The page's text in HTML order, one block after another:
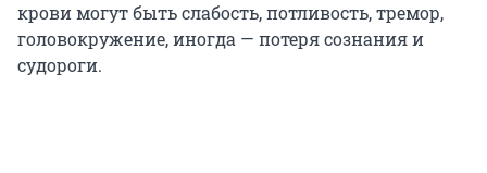
крови могут быть слабость, потливость, тремор,
головокружение, иногда — потеря сознания и
судороги.